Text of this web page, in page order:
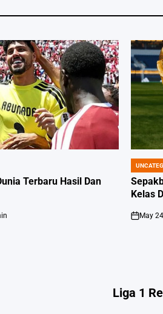
Terbaru Hasil Dan
POSTED
IN
Kelas
on
May
Liga 1